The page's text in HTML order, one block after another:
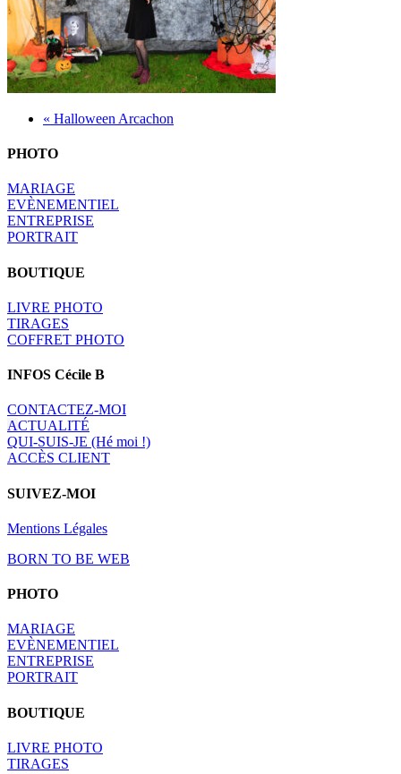
« Halloween Arcachon
PHOTO
MARIAGE
EVÈNEMENTIEL
ENTREPRISE
PORTRAIT
BOUTIQUE
LIVRE PHOTO
TIRAGES
COFFRET PHOTO
INFOS Cécile B
CONTACTEZ-MOI
ACTUALITÉ
QUI-SUIS-JE (Hé moi !)
ACCÈS CLIENT
SUIVEZ-MOI
Mentions Légales
BORN TO BE WEB
PHOTO
MARIAGE
EVÈNEMENTIEL
ENTREPRISE
PORTRAIT
BOUTIQUE
LIVRE PHOTO
TIRAGES